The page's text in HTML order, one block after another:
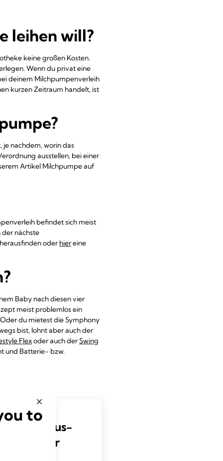
leihen will?
keine großen Kosten.
Wenn du privat eine
deinem Milchpumpenverleih
kurzen Zeitraum handelt, ist
nachdem, worin das
ausstellen, bei einer
Artikel Milchpumpe auf
befindet sich meist
der nächste
oderhiereine
Baby nach diesen vier
meist problemlos ein
du mietest die Symphony
bist, lohnt aber auch der
Flexoder auch derSwing
und Batterie- bzw.
für
die
to